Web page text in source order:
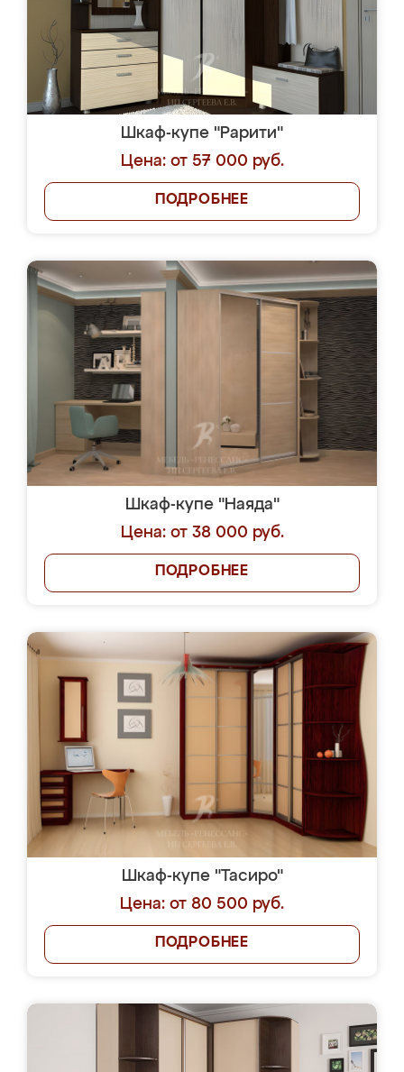
Шкаф-купе "Рарити"
Цена: от 57 000 руб.
ПОДРОБНЕЕ
Шкаф-купе "Наяда"
Цена: от 38 000 руб.
ПОДРОБНЕЕ
Шкаф-купе "Тасиро"
Цена: от 80 500 руб.
ПОДРОБНЕЕ